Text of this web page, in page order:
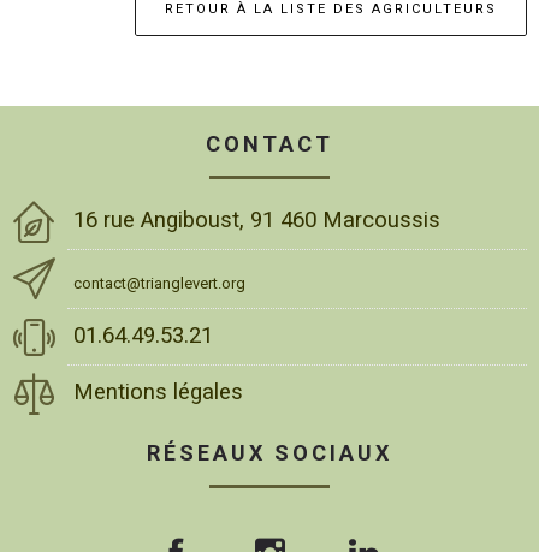
RETOUR À LA LISTE DES AGRICULTEURS
CONTACT
16 rue Angiboust, 91 460 Marcoussis
contact@trianglevert.org
01.64.49.53.21
Mentions légales
RÉSEAUX SOCIAUX